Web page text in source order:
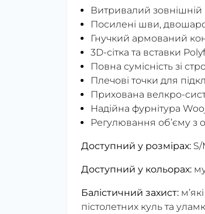
Витривалий
Посилені шви,
Гнучкий армований
3D-сітка та вставки
Повна сумісність зі
Плечові точки для
Прихована велкро-
Надійна фурнітура
Регулювання об’єму з
Доступний у розмірах: S/
Доступний у кольорах:
Балістичний захист:
пістолетних куль та